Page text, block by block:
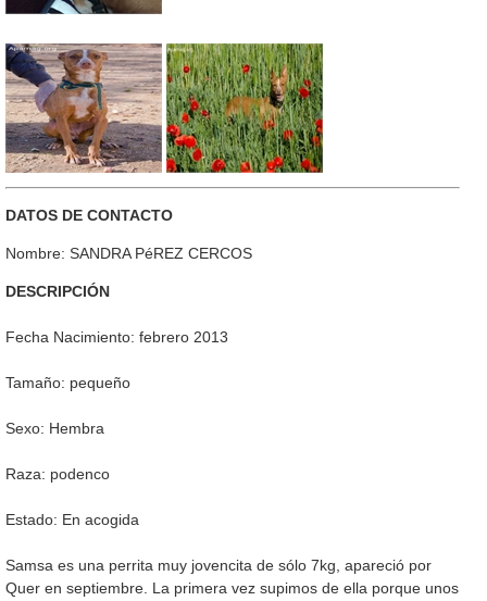
DATOS DE CONTACTO
Nombre: SANDRA PéREZ CERCOS
DESCRIPCIÓN
Fecha Nacimiento: febrero 2013
Tamaño: pequeño
Sexo: Hembra
Raza: podenco
Estado: En acogida
Samsa es una perrita muy jovencita de sólo 7kg, apareció por
Quer en septiembre. La primera vez supimos de ella porque unos